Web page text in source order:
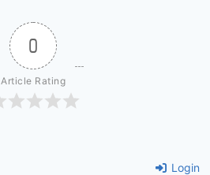
0
Article Rating
Login